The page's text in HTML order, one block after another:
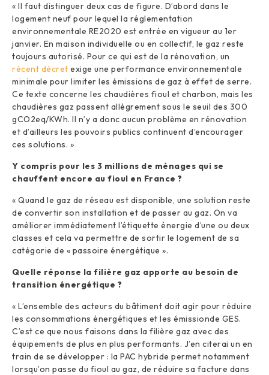
« Il faut distinguer deux cas de figure. D’abord dans le
logement neuf pour lequel la réglementation
environnementale RE2020 est entrée en vigueur au 1er
janvier. En maison individuelle ou en collectif, le gaz reste
toujours autorisé. Pour ce qui est de la rénovation, un
récent décret exige une performance environnementale
minimale pour limiter les émissions de gaz à effet de serre.
Ce texte concerne les chaudières fioul et charbon, mais les
chaudières gaz passent allègrement sous le seuil des 300
gCO2eq/KWh. Il n’y a donc aucun problème en rénovation
et d’ailleurs les pouvoirs publics continuent d’encourager
ces solutions. »
Y compris pour les 3 millions de ménages qui se
chauffent encore au fioul en France ?
« Quand le gaz de réseau est disponible, une solution reste
de convertir son installation et de passer au gaz. On va
améliorer immédiatement l’étiquette énergie d’une ou deux
classes et cela va permettre de sortir le logement de sa
catégorie de « passoire énergétique ».
Quelle réponse la filière gaz apporte au besoin de
transition énergétique ?
« L’ensemble des acteurs du bâtiment doit agir pour réduire
les consommations énergétiques et les émissionde GES.
C’est ce que nous faisons dans la filière gaz avec des
équipements de plus en plus performants. J’en citerai un en
train de se développer : la PAC hybride permet notamment
lorsqu’on passe du fioul au gaz, de réduire sa facture dans